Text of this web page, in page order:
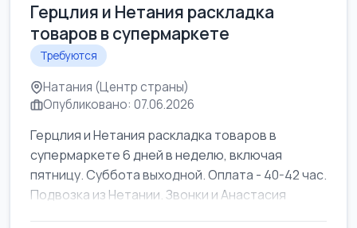
Герцлия и Нетания раскладка
товаров в супермаркете
Требуются
Натания (Центр страны)
Опубликовано: 07.06.2026
Герцлия и Нетания раскладка товаров в
супермаркете 6 дней в неделю, включая
пятницу. Суббота выходной. Оплата - 40-42 час.
Подвозка из Нетании. Звонки и Анастасия